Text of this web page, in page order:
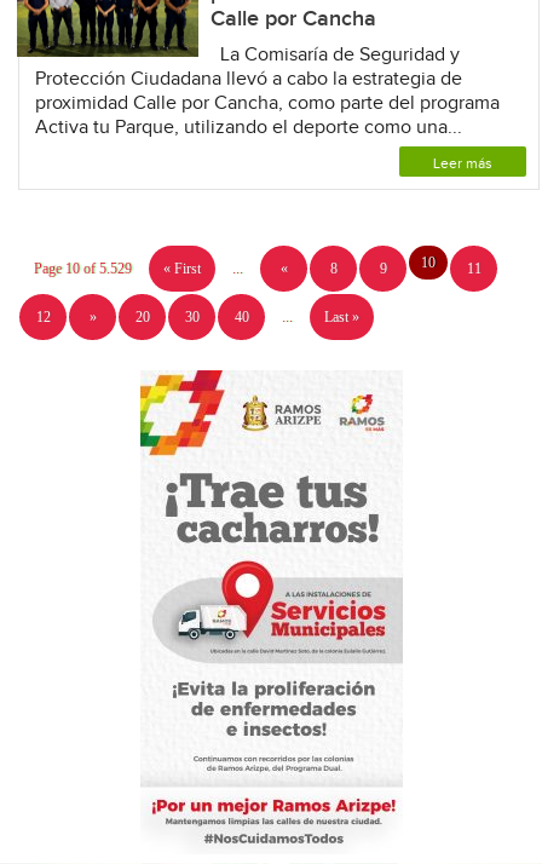
Calle por Cancha
La Comisaría de Seguridad y
Protección Ciudadana llevó a cabo la estrategia de
proximidad Calle por Cancha, como parte del programa
Activa tu Parque, utilizando el deporte como una...
Leer más
Page 10 of 5.529 « First « 8 9 10 11
12 » 20 30 40 Last »